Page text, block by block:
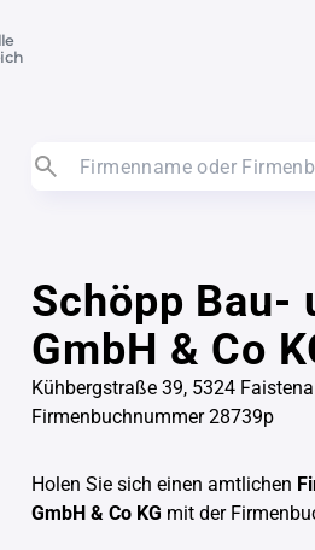
Schöpp Bau-
GmbH & Co
Kühbergstraße 39, 5324
Firmenbuchnummer 28739p
Holen Sie sich einen amtlichen
GmbH & Co KG mit der